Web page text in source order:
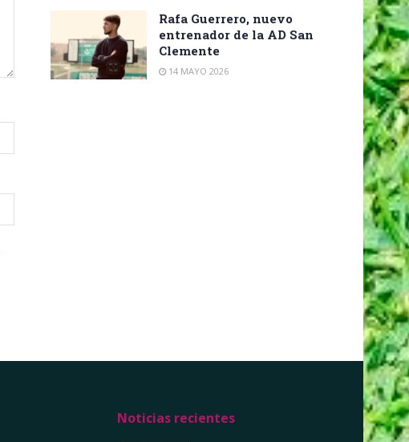
Rafa Guerrero, nuevo
entrenador de la AD San
Clemente
14 MAYO 2026
Noticias recientes